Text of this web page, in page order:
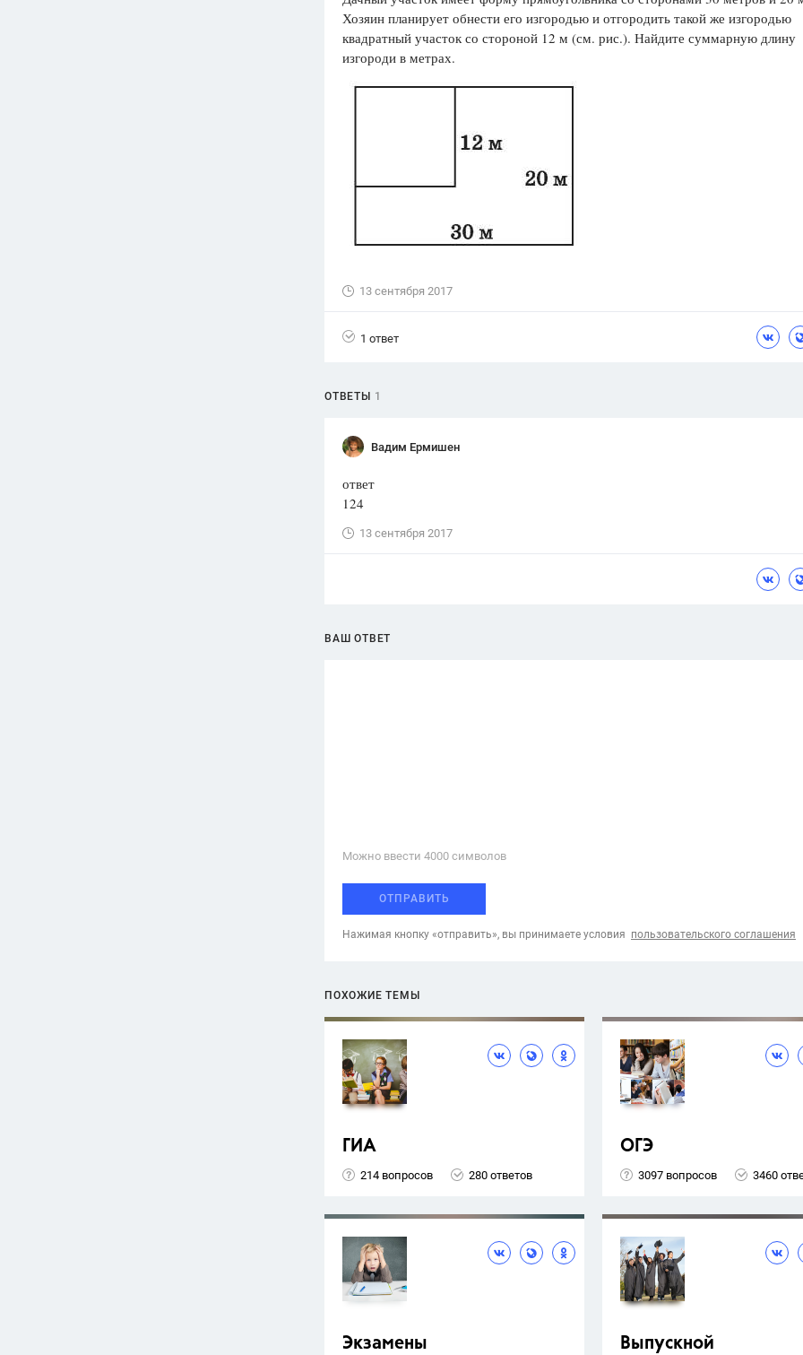
1752 ответа
Цветков Л. А.
Хозяин планирует обнести его изгородью и отгородить такой же изгородью
квадратный участок со стороной 12 м (см. рис.). Найдите суммарную длину
изгороди в метрах.
13 сентября 2017
1 ответ
ОТВЕТЫ 1
Вадим Ермишен
ответ
124
13 сентября 2017
ВАШ ОТВЕТ
Можно ввести 4000 cимволов
ОТПРАВИТЬ
Нажимая кнопку «отправить», вы принимаете условия пользовательского соглашения
ПОХОЖИЕ ТЕМЫ
ГИА
214 вопросов 280 ответов
ОГЭ
3097 вопросов 3460
Экзамены Выпускной